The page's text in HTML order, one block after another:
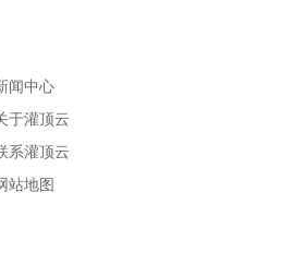
闻中心
于灌顶云
系灌顶云
站地图